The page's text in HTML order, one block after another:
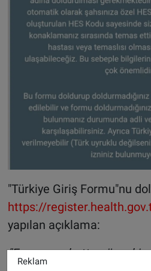
"Türkiye Giriş Formu"nu
https://
yapılan açıklama:
"Form seyahatten önceki
Reklam